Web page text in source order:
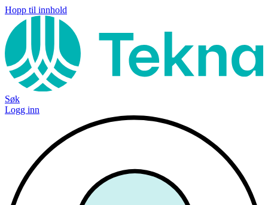
Hopp til innhold
Søk
Logg inn